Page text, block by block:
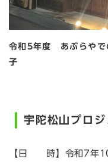
令和5年度 あぶらやで
子
宇陀松山プロ
【日 時】令和7年10